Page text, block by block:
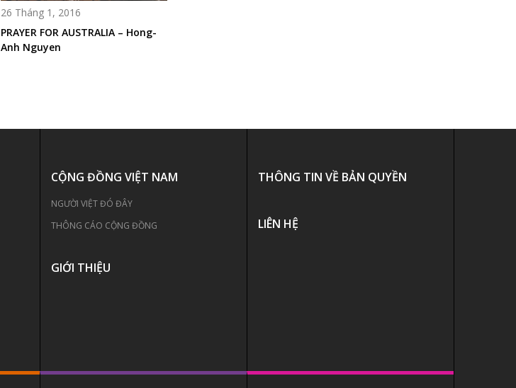
26 Tháng 1, 2016
PRAYER FOR AUSTRALIA – Hong-
Anh Nguyen
CỘNG ĐỒNG VIỆT NAM
NGƯỜI VIỆT ĐÓ ĐÂY
THÔNG CÁO CỘNG ĐỒNG
GIỚI THIỆU
THÔNG TIN VỀ BẢN QUYỀN
LIÊN HỆ